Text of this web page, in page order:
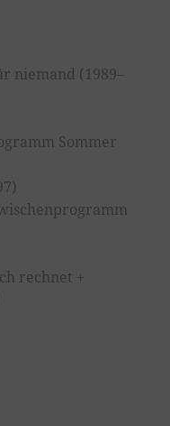
niemand (1989–
Sommer
rechnet +